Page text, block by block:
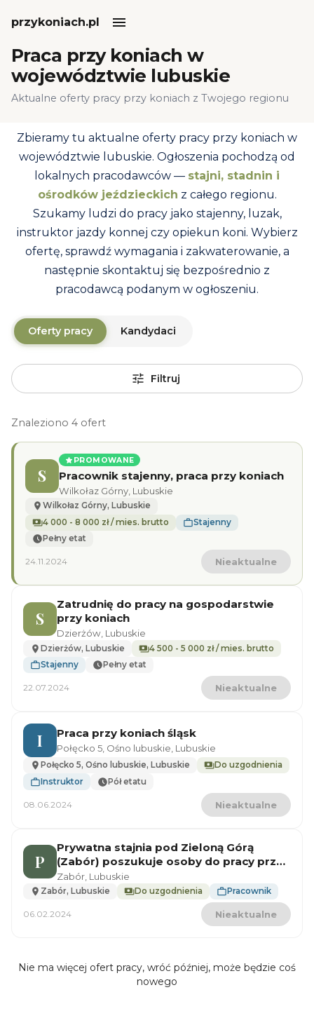
przykoniach.pl
Praca przy koniach w
województwie lubuskie
Aktualne oferty pracy przy koniach z Twojego regionu
Zbieramy tu aktualne oferty pracy przy koniach w
województwie lubuskie. Ogłoszenia pochodzą od
lokalnych pracodawców — stajni, stadnin i
ośrodków jeździeckich z całego regionu.
Szukamy ludzi do pracy jako stajenny, luzak,
instruktor jazdy konnej czy opiekun koni. Wybierz
ofertę, sprawdź wymagania i zakwaterowanie, a
następnie skontaktuj się bezpośrednio z
pracodawcą podanym w ogłoszeniu.
Oferty pracy Kandydaci
Filtruj
Znaleziono 4 ofert
S
PROMOWANE
Pracownik stajenny, praca przy koniach
Wilkołaz Górny, Lubuskie
Wilkołaz Górny, Lubuskie
4 000 - 8 000 zł / mies. brutto
Stajenny
Pełny etat
24.11.2024 Nieaktualne
S
Zatrudnię do pracy na gospodarstwie
przy koniach
Dzierżów, Lubuskie
Dzierżów, Lubuskie
4 500 - 5 000 zł / mies. brutto
Stajenny
Pełny etat
22.07.2024 Nieaktualne
I Praca przy koniach śląsk
Połęcko 5, Ośno lubuskie, Lubuskie
Połęcko 5, Ośno lubuskie, Lubuskie
Do uzgodnienia
Instruktor
Pół etatu
08.06.2024 Nieaktualne
P
Prywatna stajnia pod Zieloną Górą
(Zabór) poszukuje osoby do pracy przy
zwierzętach
Zabór, Lubuskie
Zabór, Lubuskie Do uzgodnienia Pracownik
06.02.2024 Nieaktualne
Nie ma więcej ofert pracy, wróć później, może będzie coś
nowego